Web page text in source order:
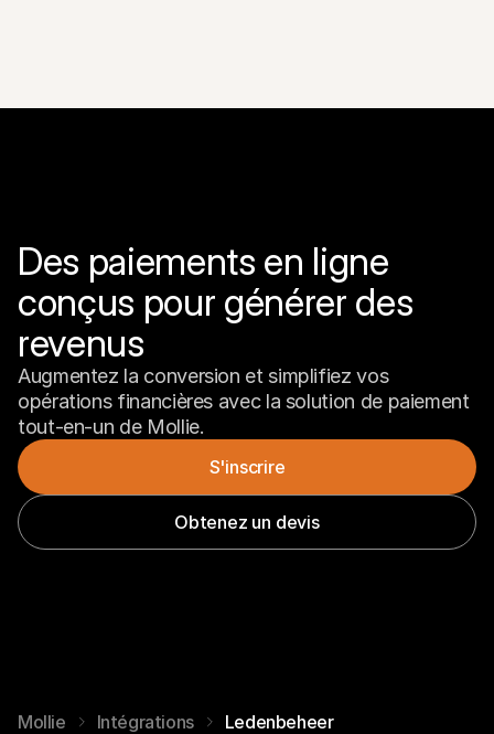
Des paiements en ligne
conçus pour générer des
revenus
Augmentez la conversion et simplifiez vos
opérations financières avec la solution de paiement
tout-en-un de Mollie.
S'inscrire
Obtenez un devis
Mollie Intégrations Ledenbeheer